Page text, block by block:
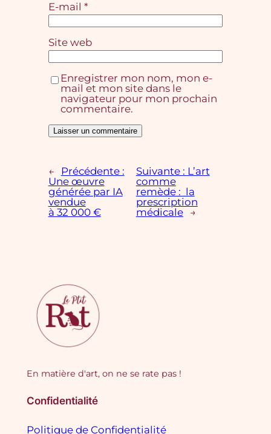
E-mail *
Site web
Enregistrer mon nom, mon e-
mail et mon site dans le
navigateur pour mon prochain
commentaire.
←
Précédente :
Une œuvre
générée par IA
vendue
à 32 000 €
Suivante : L’art
comme
remède : la
prescription
médicale
→
En matière d'art, on ne se rate pas !
Confidentialité
Politique de Confidentialité